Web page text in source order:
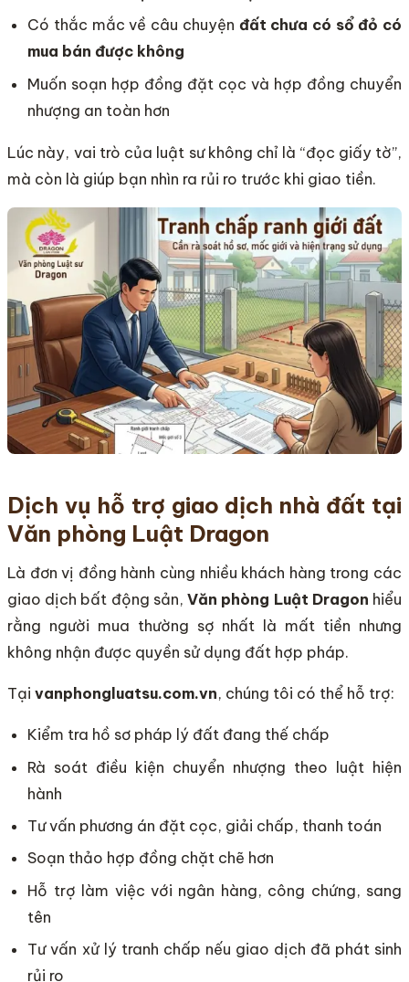
Có thắc mắc về câu chuyện đất chưa có sổ đỏ có
mua bán được không
Muốn soạn hợp đồng đặt cọc và hợp đồng chuyển
nhượng an toàn hơn
Lúc này, vai trò của luật sư không chỉ là “đọc giấy tờ”,
mà còn là giúp bạn nhìn ra rủi ro trước khi giao tiền.
Dịch vụ hỗ trợ giao dịch nhà đất tại
Văn phòng Luật Dragon
Là đơn vị đồng hành cùng nhiều khách hàng trong các
giao dịch bất động sản,Văn phòng Luật Dragon hiểu
rằng người mua thường sợ nhất là mất tiền nhưng
không nhận được quyền sử dụng đất hợp pháp.
Tại vanphongluatsu.com.vn, chúng tôi có thể hỗ trợ:
Kiểm tra hồ sơ pháp lý đất đang thế chấp
Rà soát điều kiện chuyển nhượng theo luật hiện
hành
Tư vấn phương án đặt cọc, giải chấp, thanh toán
Soạn thảo hợp đồng chặt chẽ hơn
Hỗ trợ làm việc với ngân hàng, công chứng, sang
tên
Tư vấn xử lý tranh chấp nếu giao dịch đã phát sinh
rủi ro